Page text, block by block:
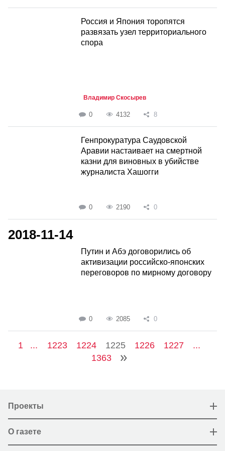
Россия и Япония торопятся
развязать узел территориального
спора
Владимир Скосырев
0 4132 8
Генпрокуратура Саудовской
Аравии настаивает на смертной
казни для виновных в убийстве
журналиста Хашогги
0 2190 0
2018-11-14
Путин и Абэ договорились об
активизации российско-японских
переговоров по мирному договору
0 2085 0
1 ... 1223 1224 1225 1226 1227
...
1363
Проекты
О газете